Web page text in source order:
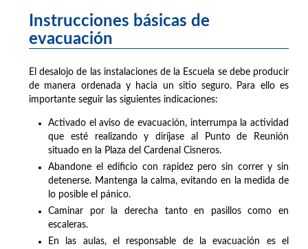
Instrucciones básicas de
evacuación
El desalojo de las instalaciones de la Escuela se debe producir
de manera ordenada y hacia un sitio seguro. Para ello es
importante seguir las siguientes indicaciones:
Activado el aviso de evacuación, interrumpa la actividad
que esté realizando y diríjase al Punto de Reunión
situado en la Plaza del Cardenal Cisneros.
Abandone el edificio con rapidez pero sin correr y sin
detenerse. Mantenga la calma, evitando en la medida de
lo posible el pánico.
Caminar por la derecha tanto en pasillos como en
escaleras.
En las aulas, el responsable de la evacuación es el